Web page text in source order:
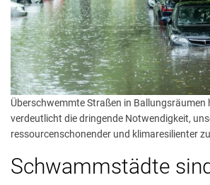
Überschwemmte Straßen in Ballungsräumen
verdeutlicht die dringende Notwendigkeit,
ressourcenschonender und klimaresilienter
Schwammstädte